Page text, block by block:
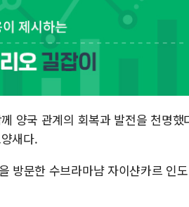
하나금융, 명동
병무청, 보충역
홈플러스發 대
윤준병·이해민 의
'호우·산사태 주
여야, 황희 '버스
양국 관계의 회복과 발전을 천명했
새다.
방문한 수브라마냠 자이샨카르 인